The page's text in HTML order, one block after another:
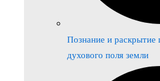
Познание и раскрытие
духового поля земли